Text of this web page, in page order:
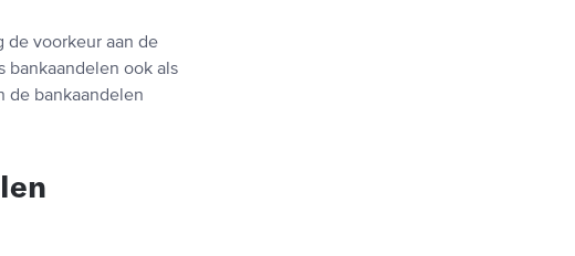
de voorkeur aan de
bankaandelen ook als
de bankaandelen